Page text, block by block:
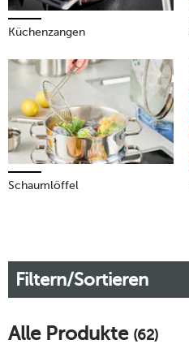
Küchenzangen
Schaumlöffel
Filtern/Sortieren
Alle Produkte (62)